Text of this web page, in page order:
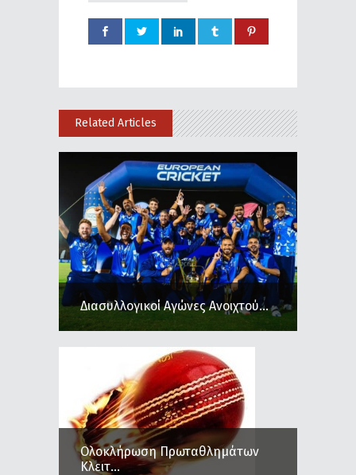
Related Articles
Διασυλλογικοί Αγώνες Ανοιχτού...
Ολοκλήρωση Πρωταθλημάτων
Κλειτ...